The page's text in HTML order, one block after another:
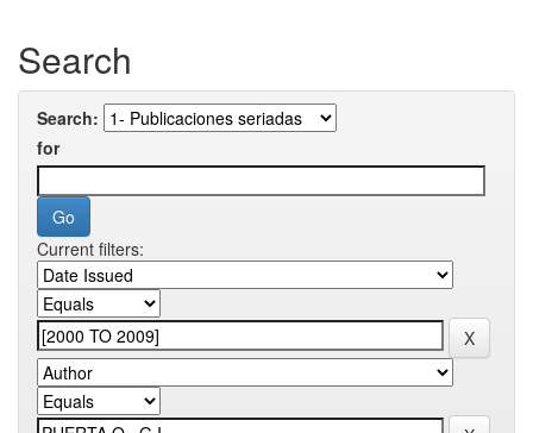
Search
Search:
for
Current filters: